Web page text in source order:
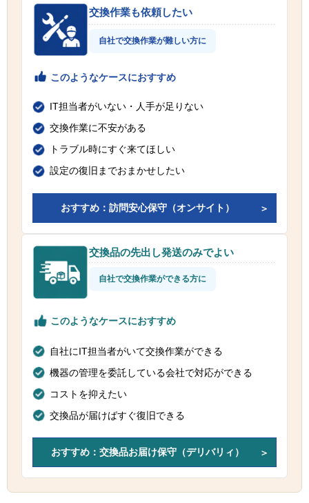
交換作業も依頼したい
自社で交換作業が難しい方に
このようなケースにおすすめ
IT担当者がいない・人手が足りない
交換作業に不安がある
トラブル時にすぐ来てほしい
設定の復旧までおまかせしたい
おすすめ：訪問安心保守（オンサイト）
交換品の先出し発送のみでよい
自社で交換作業ができる方に
このようなケースにおすすめ
自社にIT担当者がいて交換作業ができる
機器の管理を委託している会社で対応ができる
コストを抑えたい
交換品が届けばすぐ復旧できる
おすすめ：交換品お届け保守（デリバリィ）